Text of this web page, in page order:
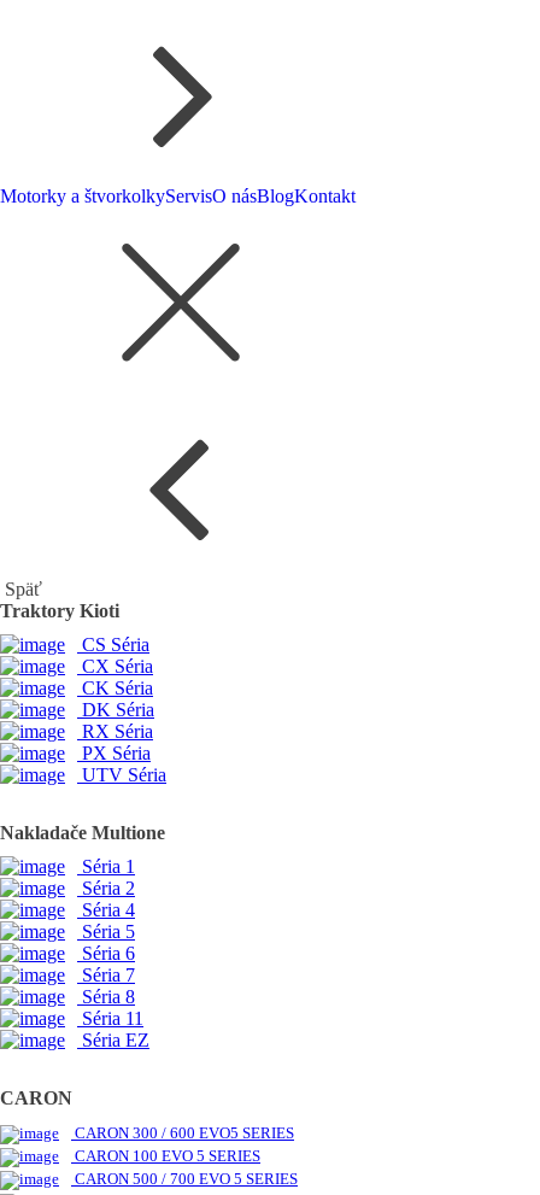
Motorky a štvorkolkyServisO násBlogKontakt
Späť
Traktory Kioti
CS Séria
CX Séria
CK Séria
DK Séria
RX Séria
PX Séria
UTV Séria
Nakladače Multione
Séria 1
Séria 2
Séria 4
Séria 5
Séria 6
Séria 7
Séria 8
Séria 11
Séria EZ
CARON
CARON 300 / 600 EVO5 SERIES
CARON 100 EVO 5 SERIES
CARON 500 / 700 EVO 5 SERIES